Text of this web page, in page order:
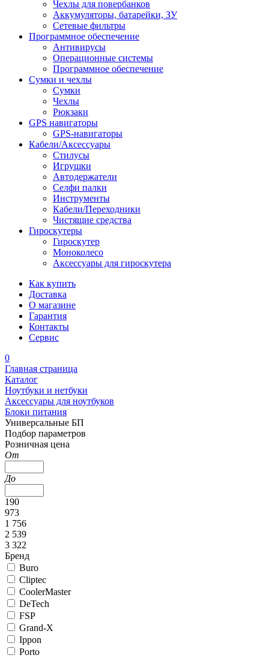
Чехлы для повербанков
Аккумуляторы, батарейки, ЗУ
Сетевые фильтры
Программное обеспечение
Антивирусы
Операционные системы
Программное обеспечение
Сумки и чехлы
Сумки
Чехлы
Рюкзаки
GPS навигаторы
GPS-навигаторы
Кабели/Аксессуары
Стилусы
Игрушки
Автодержатели
Селфи палки
Инструменты
Кабели/Переходники
Чистящие средства
Гироскутеры
Гироскутер
Моноколесо
Аксессуары для гироскутера
Как купить
Доставка
О магазине
Гарантия
Контакты
Сервис
0
Главная страница
Каталог
Ноутбуки и нетбуки
Аксессуары для ноутбуков
Блоки питания
Универсальные БП
Подбор параметров
Розничная цена
От
До
190
973
1 756
2 539
3 322
Бренд
Buro
Cliptec
CoolerMaster
DeTech
FSP
Grand-X
Ippon
Porto